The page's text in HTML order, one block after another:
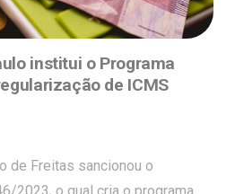
institui o Programa
de ICMS
de Freitas sancionou o
2023, o qual cria o programa